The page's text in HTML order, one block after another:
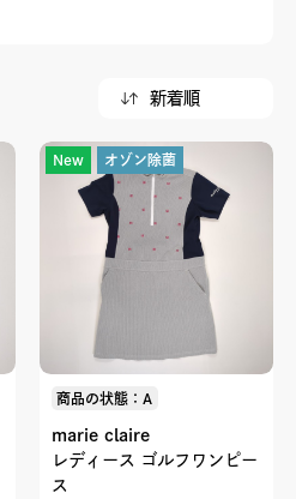
New オゾン除菌
商品の状態：A
marie claire
レディース ゴルフワンピー
ス